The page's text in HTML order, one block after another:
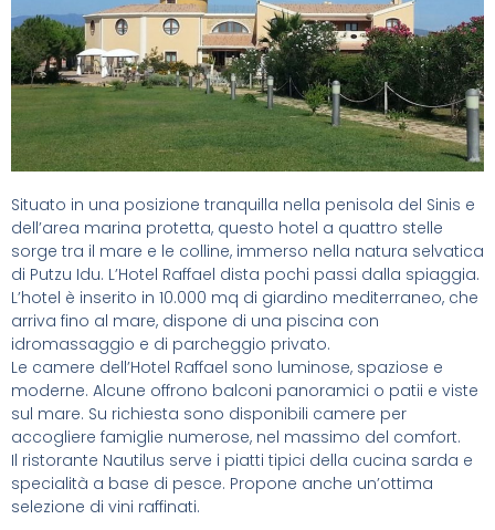
Situato in una posizione tranquilla nella penisola del Sinis e
dell’area marina protetta, questo hotel a quattro stelle
sorge tra il mare e le colline, immerso nella natura selvatica
di Putzu Idu. L’Hotel Raffael dista pochi passi dalla spiaggia.
L’hotel è inserito in 10.000 mq di giardino mediterraneo, che
arriva fino al mare, dispone di una piscina con
idromassaggio e di parcheggio privato.
Le camere dell’Hotel Raffael sono luminose, spaziose e
moderne. Alcune offrono balconi panoramici o patii e viste
sul mare. Su richiesta sono disponibili camere per
accogliere famiglie numerose, nel massimo del comfort.
Il ristorante Nautilus serve i piatti tipici della cucina sarda e
specialità a base di pesce. Propone anche un’ottima
selezione di vini raffinati.